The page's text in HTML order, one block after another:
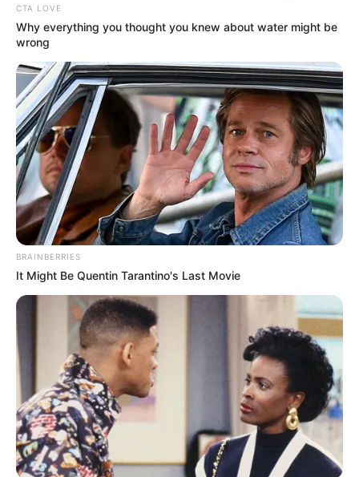
CTA LOVE
Why everything you thought you knew about water might be
wrong
BRAINBERRIES
It Might Be Quentin Tarantino's Last Movie